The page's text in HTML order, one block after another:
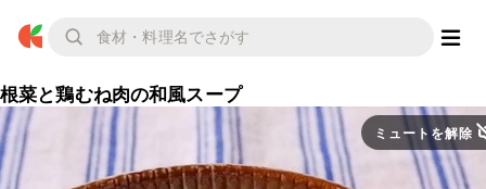
根菜と鶏むね肉の和風スープ
ミュートを解除